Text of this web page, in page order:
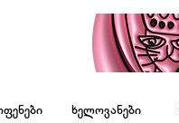
ხელოვანები